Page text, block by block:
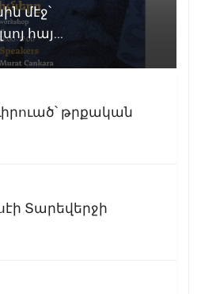
մէջ՝
հայ...
թրքական
Տարեվերջի